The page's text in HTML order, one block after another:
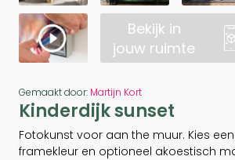
Bekijk in
jouw ruimte
Gemaakt door: Martijn Kort
Kinderdijk sunset
Fotokunst voor aan the muur. Kies
framekleur en optioneel akoestisch